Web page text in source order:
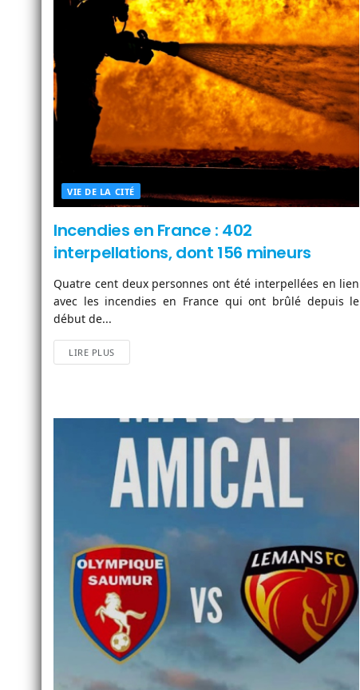
VIE DE LA CITÉ
Incendies en France : 402
interpellations, dont 156 mineurs
Quatre cent deux personnes ont été interpellées en lien
avec les incendies en France qui ont brûlé depuis le
début de...
LIRE PLUS